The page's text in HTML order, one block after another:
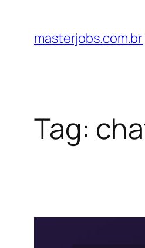
masterjobs.com.br
Tag: